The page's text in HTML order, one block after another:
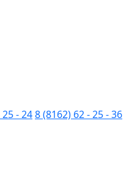
- 248 (8162) 62 - 25 - 36